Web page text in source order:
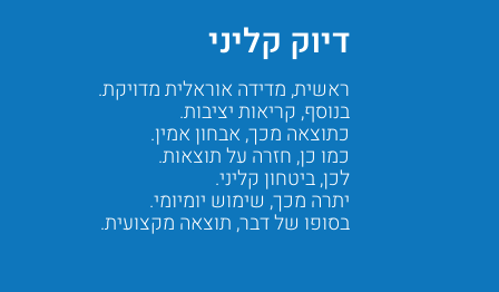
דיוק קליני
ראשית, מדידה אוראלית מדויקת.
בנוסף, קריאות יציבות.
כתוצאה מכך, אבחון אמין.
כמו כן, חזרה על תוצאות.
לכן, ביטחון קליני.
יתרה מכך, שימוש יומיומי.
בסופו של דבר, תוצאה מקצועית.